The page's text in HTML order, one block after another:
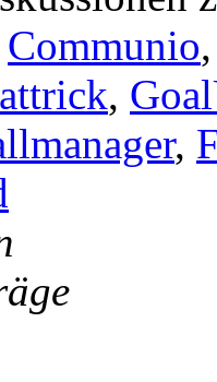
Communio
,
,